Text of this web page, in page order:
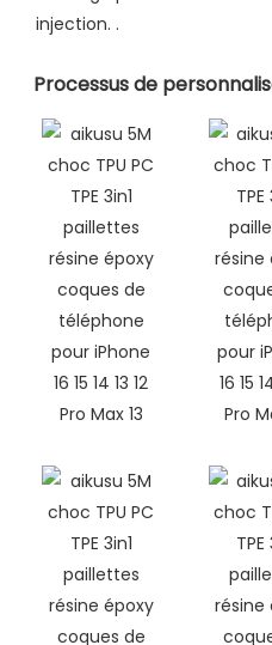
injection. .
Processus de